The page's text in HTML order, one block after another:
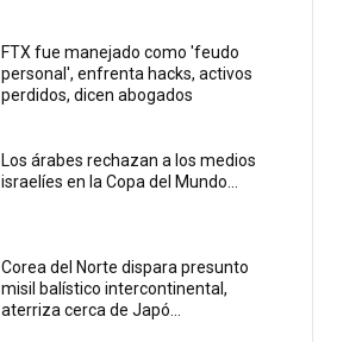
FTX fue manejado como 'feudo
personal', enfrenta hacks, activos
perdidos, dicen abogados
Los árabes rechazan a los medios
israelíes en la Copa del Mundo...
Corea del Norte dispara presunto
misil balístico intercontinental,
aterriza cerca de Japó...